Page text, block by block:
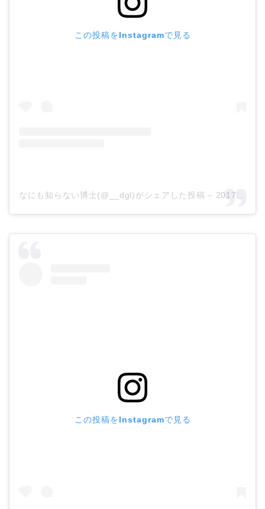
この投稿をInstagramで見る
なにも知らない博士(@__dgl)がシェアした投稿 – 2017年 3月月4日午前1時41分PST
この投稿をInstagramで見る